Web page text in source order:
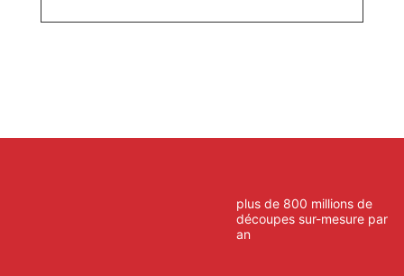
plus de 800 millions de
découpes sur-mesure par
an